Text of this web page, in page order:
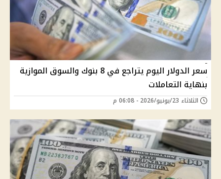
سعر الدولار اليوم يتراجع في 8 بنوك والسوق الموازية
بنهاية التعاملات
الثلاثاء 23/يونيو/2026 - 06:08 م